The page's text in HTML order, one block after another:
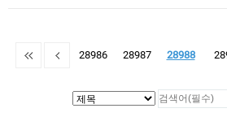
28986 28987 28988